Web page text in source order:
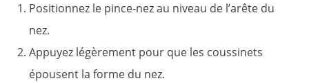
Positionnez le pince‑nez au niveau de l’arête du
nez.
Appuyez légèrement pour que les coussinets
épousent la forme du nez.